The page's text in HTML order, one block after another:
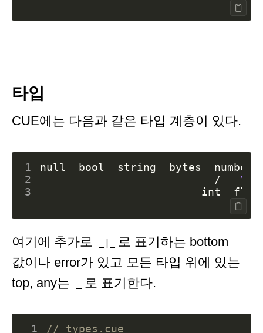
타입
CUE에는 다음과 같은 타입 계층이 있다.
1
2
                           /
3
여기에 추가로
로 표기하는 bottom
값이나 error가 있고 모든 타입 위에 있는
top, any는
로 표기한다.
1 // types.cue